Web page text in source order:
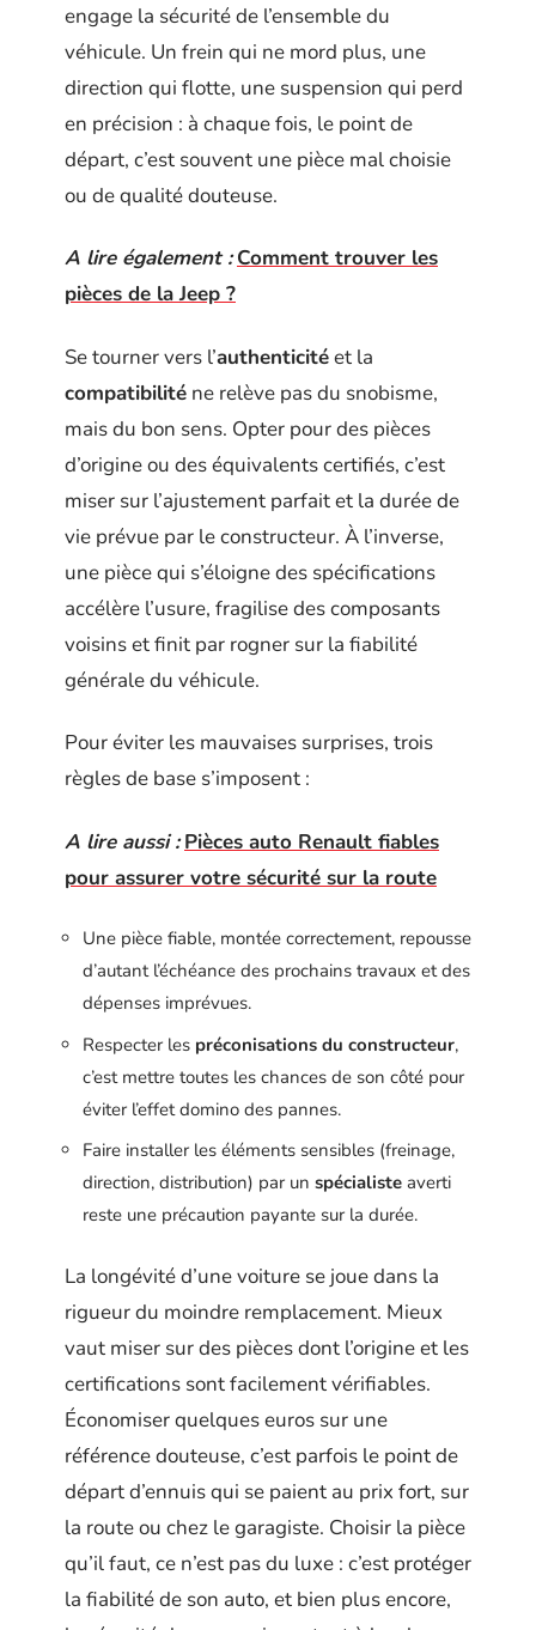
engage la sécurité de l’ensemble du
véhicule. Un frein qui ne mord plus, une
direction qui flotte, une suspension qui perd
en précision : à chaque fois, le point de
départ, c’est souvent une pièce mal choisie
ou de qualité douteuse.
A lire également : Comment trouver les
pièces de la Jeep ?
Se tourner vers l’authenticitéet la
compatibilité ne relève pas du snobisme,
mais du bon sens. Opter pour des pièces
d’origine ou des équivalents certifiés, c’est
miser sur l’ajustement parfait et la durée de
vie prévue par le constructeur. À l’inverse,
une pièce qui s’éloigne des spécifications
accélère l’usure, fragilise des composants
voisins et finit par rogner sur la fiabilité
générale du véhicule.
Pour éviter les mauvaises surprises, trois
règles de base s’imposent :
A lire aussi : Pièces auto Renault fiables
pour assurer votre sécurité sur la route
Une pièce fiable, montée correctement, repousse
d’autant l’échéance des prochains travaux et des
dépenses imprévues.
Respecter les préconisations du constructeur,
c’est mettre toutes les chances de son côté pour
éviter l’effet domino des pannes.
Faire installer les éléments sensibles (freinage,
direction, distribution) par un spécialiste averti
reste une précaution payante sur la durée.
La longévité d’une voiture se joue dans la
rigueur du moindre remplacement. Mieux
vaut miser sur des pièces dont l’origine et les
certifications sont facilement vérifiables.
Économiser quelques euros sur une
référence douteuse, c’est parfois le point de
départ d’ennuis qui se paient au prix fort, sur
la route ou chez le garagiste. Choisir la pièce
qu’il faut, ce n’est pas du luxe : c’est protéger
la fiabilité de son auto, et bien plus encore,